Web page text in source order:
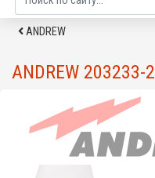
ANDREW
ANDREW 203233-2